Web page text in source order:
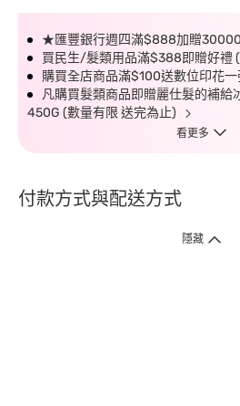
★匯豐銀行週四滿$888加贈
買民生/髮類用品滿$388即贈好禮
購買全店商品滿$100送數位印花一
凡購買髮類商品即贈麗仕髮的補給
450G (數量有限 送完為止)
看更多
付款方式與配送方式
隱藏